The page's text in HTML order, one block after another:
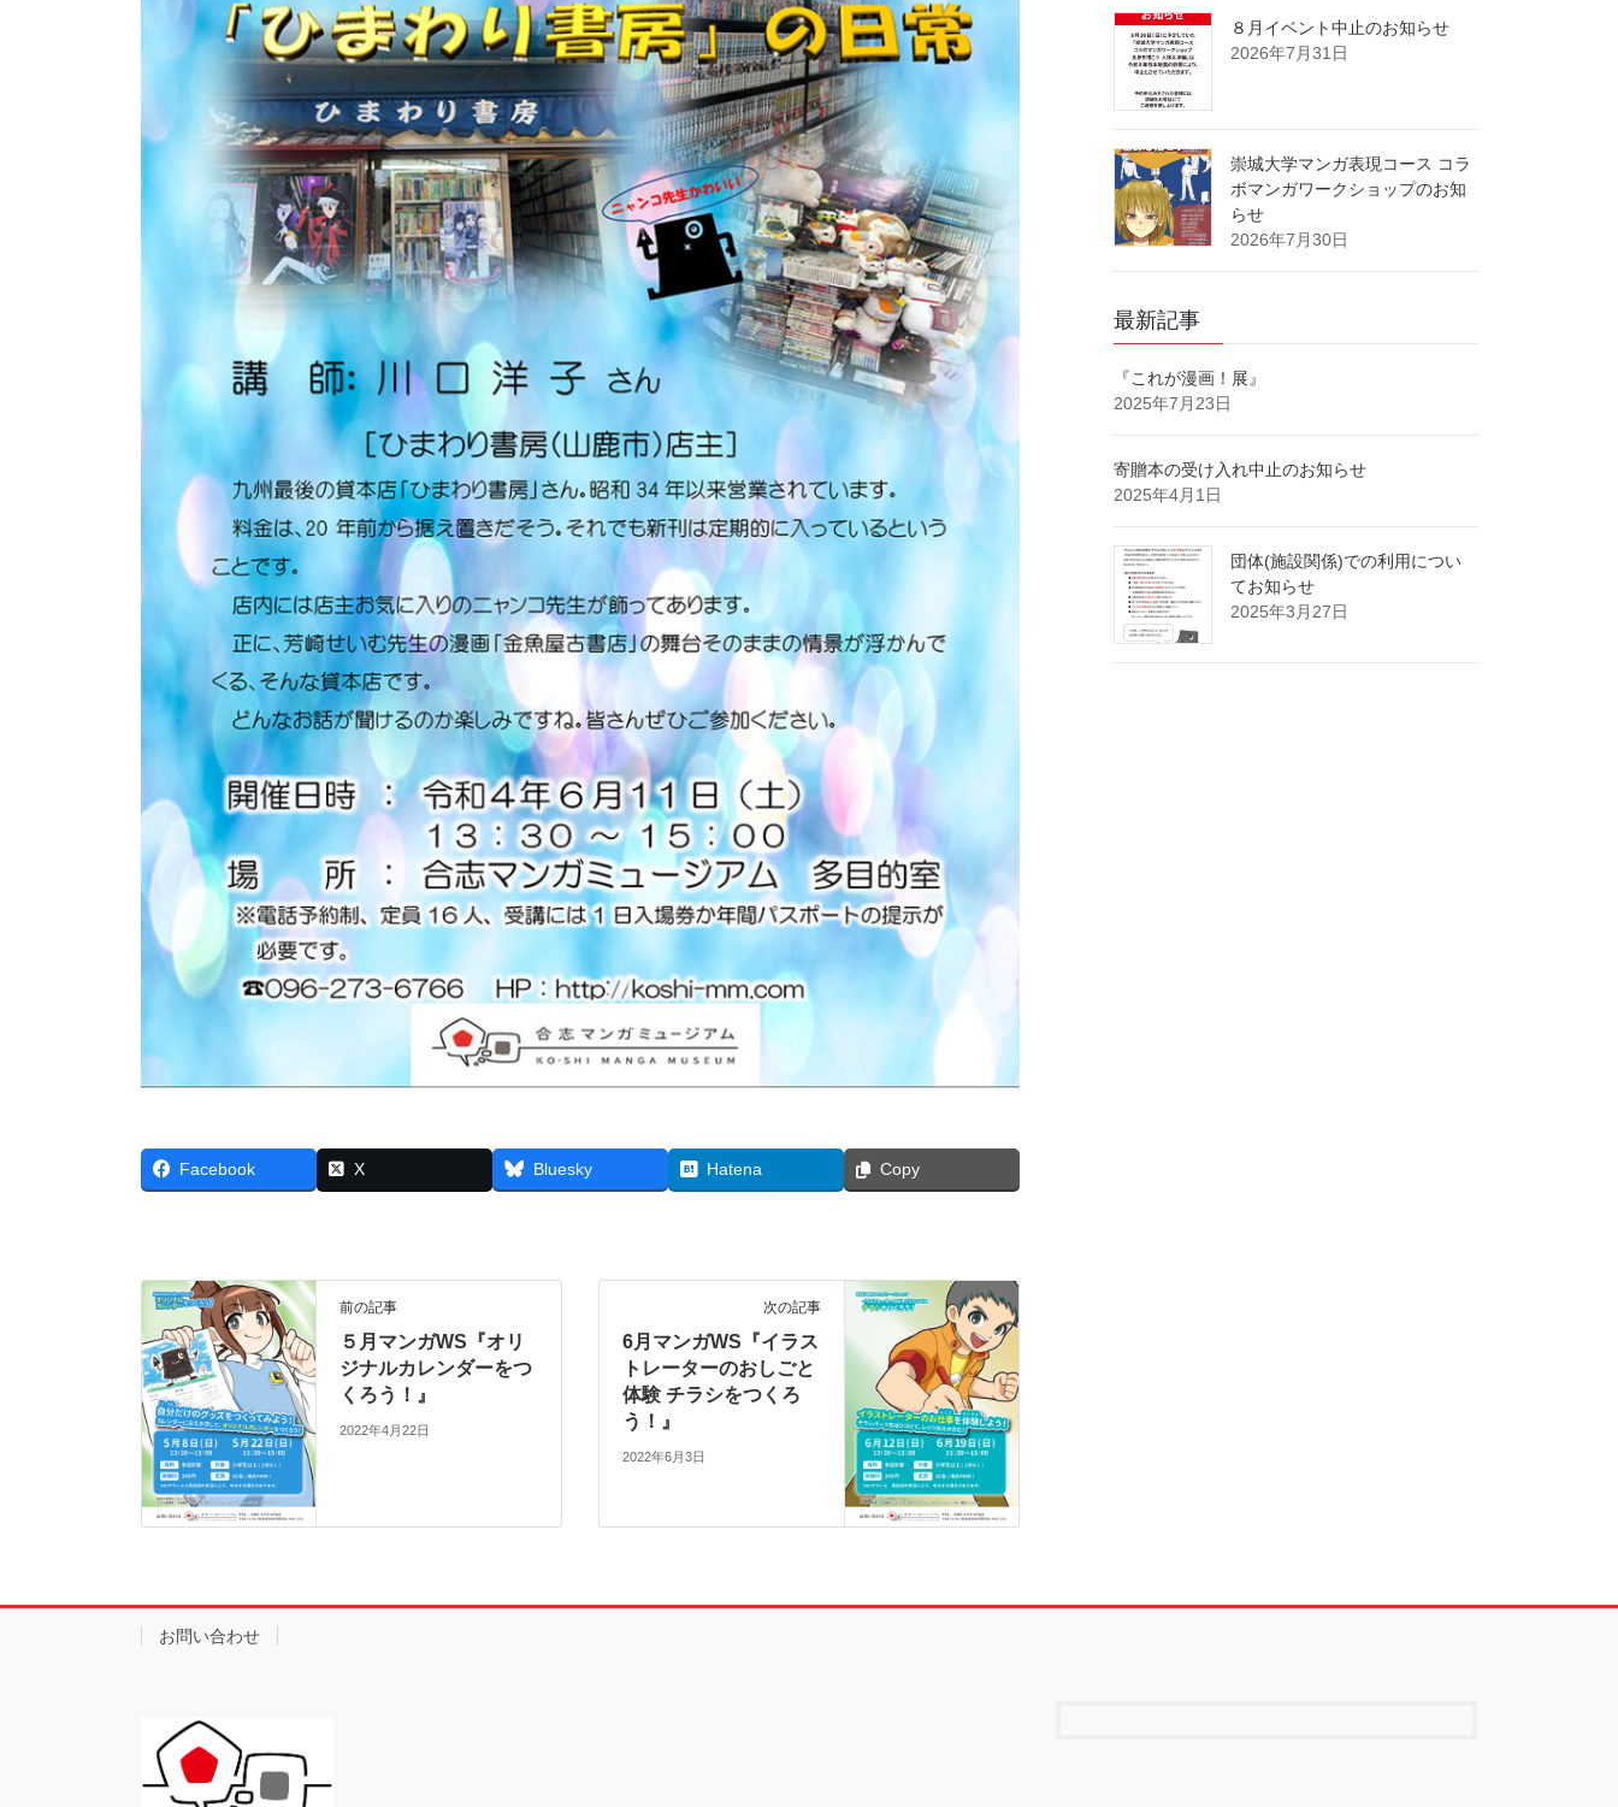
Facebook X Bluesky Hatena Copy
前の記事
５月マンガWS『オリ
ジナルカレンダーをつ
くろう！』
2022年4月22日
次の記事
6月マンガWS『イラス
トレーターのおしごと
体験 チラシをつくろ
う！』
2022年6月3日
８月イベント中止のお知らせ
2026年7月31日
崇城大学マンガ表現コース コラ
ボマンガワークショップのお知
らせ
2026年7月30日
最新記事
『これが漫画！展』
2025年7月23日
寄贈本の受け入れ中止のお知らせ
2025年4月1日
団体(施設関係)での利用につい
てお知らせ
2025年3月27日
お問い合わせ